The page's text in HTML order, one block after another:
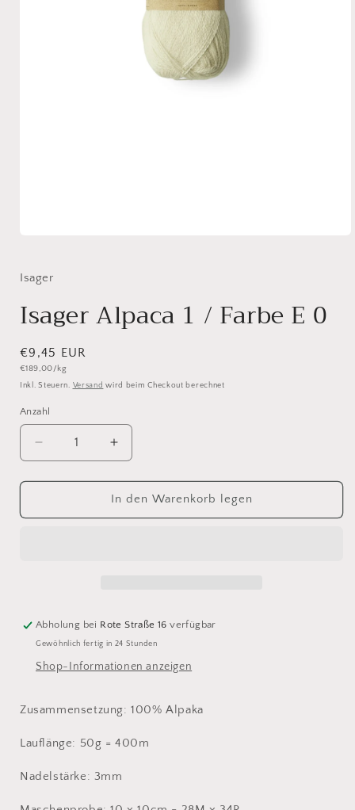
Modal
öffnen
Isager
Isager Alpaca 1 / Farbe E 0
Normaler
Preis
€9,45 EUR
Grundpreis
€189,00/kg
Inkl. Steuern. Versand wird beim Checkout berechnet
Anzahl
Anzahl
Verringere
die
Menge
Isager
Erhöhe
die
Menge
für
Isager
In den Warenkorb legen
Abholung bei Rote Straße 16 verfügbar
Gewöhnlich fertig in 24 Stunden
Shop-Informationen anzeigen
Zusammensetzung: 100% Alpaka
Lauflänge: 50g = 400m
Nadelstärke: 3mm